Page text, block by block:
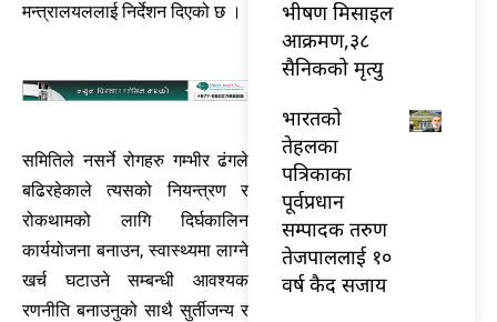
मन्त्रालयललाई निर्देशन दिएको छ ।
समितिले नसर्ने रोगहरु गम्भीर ढंगले
बढिरहेकाले त्यसको नियन्त्रण र
रोकथामको लागि दिर्घकालिन
कार्ययोजना बनाउन, स्वास्थ्यमा लाग्ने
खर्च घटाउने सम्बन्धी आवश्यक
रणनीति बनाउनुको साथै सुर्तीजन्य र
भीषण मिसाइल
आक्रमण,३८
सैनिकको मृत्यु
भारतकाे
तेहलका
पत्रिकाका
पूर्वप्रधान
सम्पादक तरुण
तेजपाललाई १०
वर्ष कैद सजाय